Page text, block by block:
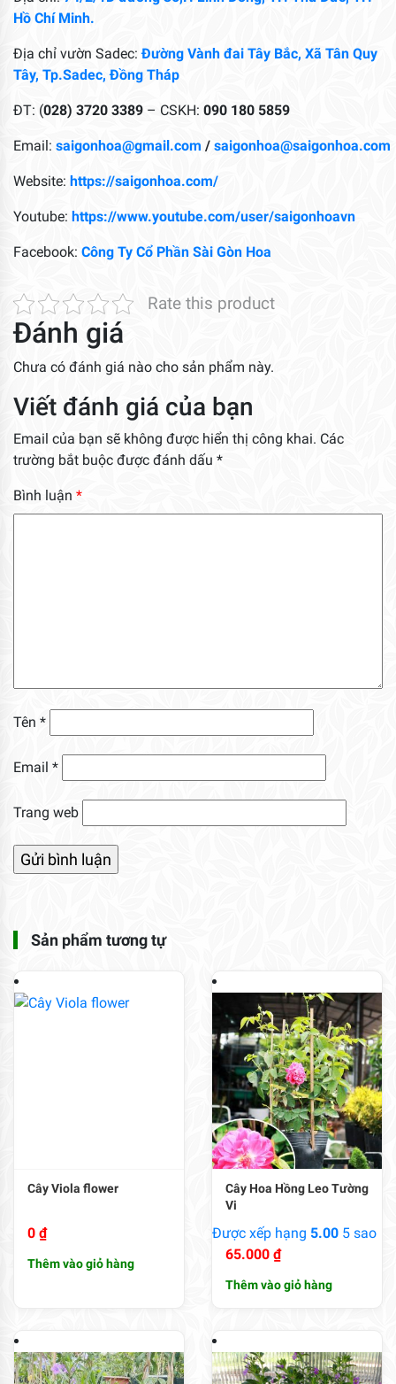
Hồ Chí Minh.
Địa chỉ vườn Sadec:Đường Vành đai Tây Bắc, Xã Tân Quy
Tây, Tp.Sadec, Đồng Tháp
ĐT: (028) 3720 3389 – CSKH: 090 180 5859
Email: saigonhoa@gmail.com / saigonhoa@saigonhoa.com
Website: https://saigonhoa.com/
Youtube: https://www.youtube.com/user/saigonhoavn
Facebook: Công Ty Cổ Phần Sài Gòn Hoa
Rate this product
Đánh giá
Chưa có đánh giá nào cho sản phẩm này.
Viết đánh giá của bạn
Email của bạn sẽ không được hiển thị công khai. Các
trường bắt buộc được đánh dấu *
Bình luận *
Tên *
Email *
Trang web
Sản phẩm tương tự
Cây Viola flower
0 ₫
Thêm vào giỏ hàng
Cây Hoa Hồng Leo Tường
Vi
Được xếp hạng 5.00 5 sao
65.000 ₫
Thêm vào giỏ hàng